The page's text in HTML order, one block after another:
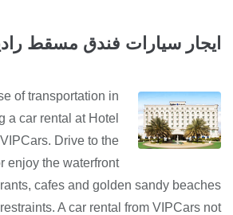
ايجار سيارات فندق مسقط
of transportation in
a car rental at Hotel
Drive to the
enjoy the waterfront
cafes and golden sandy beaches
A car rental from VIPCars not